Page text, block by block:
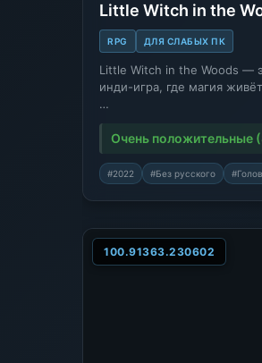
Little Witch in the
RPG ДЛЯ СЛАБЫХ ПК
Little Witch in the Woods —
инди-игра, где магия
…
Очень положительные
#2022 #Без русского
100.91363.230602